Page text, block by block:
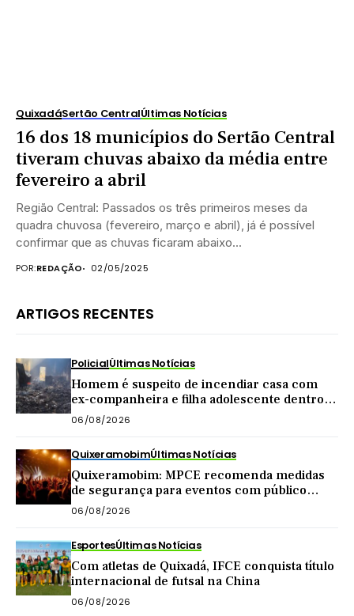
QuixadáSertão CentralÚltimas Notícias
16 dos 18 municípios do Sertão Central
tiveram chuvas abaixo da média entre
fevereiro a abril
Região Central: Passados os três primeiros meses da
quadra chuvosa (fevereiro, março e abril), já é possível
confirmar que as chuvas ficaram abaixo...
POR:REDAÇÃO 02/05/2025
ARTIGOS RECENTES
PolicialÚltimas Notícias
Homem é suspeito de incendiar casa com
ex-companheira e filha adolescente dentro
do imóvel
06/08/2026
QuixeramobimÚltimas Notícias
Quixeramobim: MPCE recomenda medidas
de segurança para eventos com público
acima de mil pessoas
06/08/2026
EsportesÚltimas Notícias
Com atletas de Quixadá, IFCE conquista título
internacional de futsal na China
06/08/2026